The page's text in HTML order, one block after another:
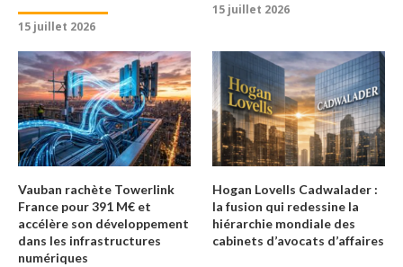
15 juillet 2026
15 juillet 2026
Vauban rachète Towerlink
France pour 391 M€ et
accélère son développement
dans les infrastructures
numériques
Hogan Lovells Cadwalader :
la fusion qui redessine la
hiérarchie mondiale des
cabinets d’avocats d’affaires